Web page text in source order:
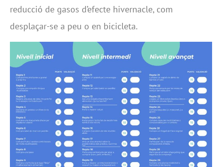
reducció de gasos d’efecte hivernacle, com
desplaçar-se a peu o en bicicleta.